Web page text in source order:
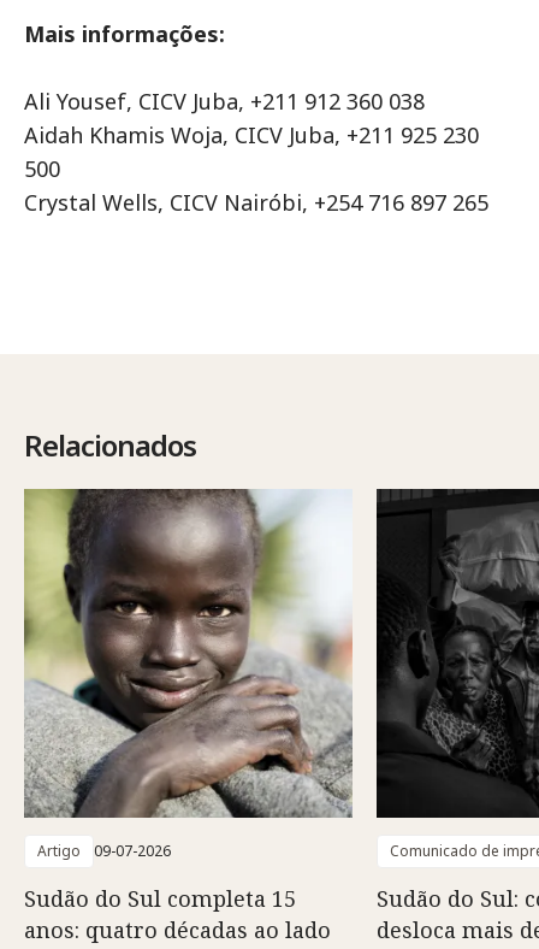
Mais informações:
Ali Yousef, CICV Juba, +211 912 360 038
Aidah Khamis Woja, CICV Juba, +211 925 230
500
Crystal Wells, CICV Nairóbi, +254 716 897 265
Relacionados
Artigo 09-07-2026
Sudão do Sul completa 15
anos: quatro décadas ao lado
Comunicado de
Sudão do Sul:
desloca mais